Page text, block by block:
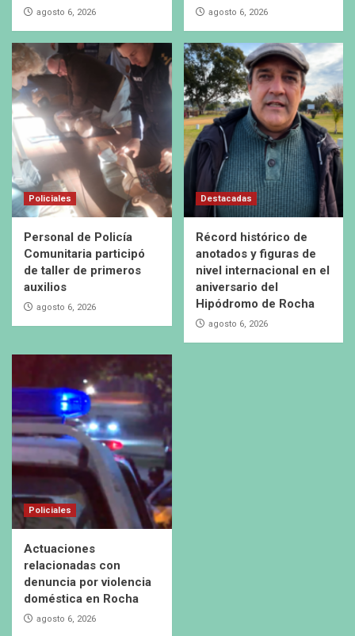
agosto 6, 2026 agosto 6, 2026
Policiales
Personal de Policía
Comunitaria participó
de taller de primeros
auxilios
agosto 6, 2026
Destacadas
Récord histórico de
anotados y figuras de
nivel internacional en el
aniversario del
Hipódromo de Rocha
agosto 6, 2026
Policiales
Actuaciones
relacionadas con
denuncia por violencia
doméstica en Rocha
agosto 6, 2026